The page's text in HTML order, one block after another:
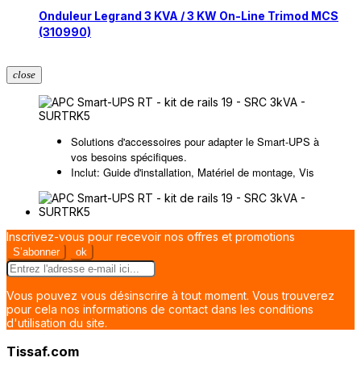
Onduleur Legrand 3 KVA / 3 KW On-Line Trimod MCS
(310990)
close
Solutions d'accessoires pour adapter le Smart-UPS à
vos besoins spécifiques.
Inclut: Guide d'installation, Matériel de montage, Vis
Inscrivez-vous pour recevoir nos offres et promotions
Vous pouvez vous désinscrire à tout moment. Vous trouverez
pour cela nos informations de contact dans les conditions
d'utilisation du site.
Tissaf.com